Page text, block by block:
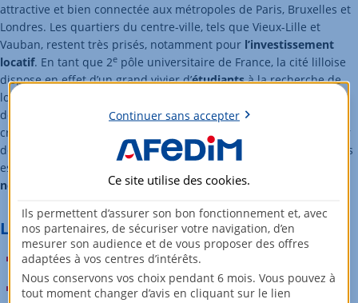
attractive et bien connectée aux métropoles de Paris, Bruxelles et
Londres. Les quartiers du centre-ville, tels que Vieux-Lille et
Vauban, restent très prisés, notamment pour l’investissement
locatif. En tant que 2e pôle universitaire de France, la cité lilloise
dispose en effet d’un grand vivier d’étudiantsà la recherche de
logements
. La périphérie lilloise, quant à elle, connaît un
développement de
programmes neufs, répondant à la demande
croissante des jeunes actifs et des familles cherchant à s’éloigner
de l’agitation urbaine. Cependant, la concurrence entre acheteurs
est forte, ce qui pousse les
neuf
Les quartiers à Lille :
Quartier Quai du Wault
Quartier Esplanade
Continuer sans accepter
Ce site utilise des cookies.
Ils permettent d’assurer son bon fonctionnement et, avec
nos partenaires, de sécuriser votre navigation, d’en
mesurer son audience et de vous proposer des offres
adaptées à vos centres d’intérêts.
Nous conservons vos choix pendant 6 mois. Vous pouvez à
tout moment changer d’avis en cliquant sur le lien